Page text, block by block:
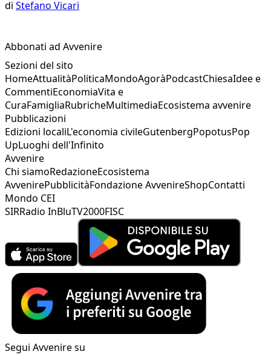
di Stefano Vicari
Abbonati ad Avvenire
Sezioni del sito
HomeAttualitàPoliticaMondoAgoràPodcastChiesaIdee e
CommentiEconomiaVita e
CuraFamigliaRubricheMultimediaEcosistema avvenire
Pubblicazioni
Edizioni localiL'economia civileGutenbergPopotusPop
UpLuoghi dell'Infinito
Avvenire
Chi siamoRedazioneEcosistema
AvvenirePubblicitàFondazione AvvenireShopContatti
Mondo CEI
SIRRadio InBluTV2000FISC
Segui Avvenire su